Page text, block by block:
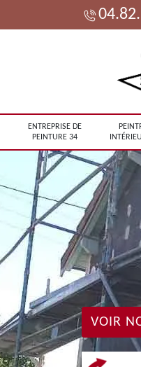
ENTREPRISE DE
PEINTURE 34
VOIR